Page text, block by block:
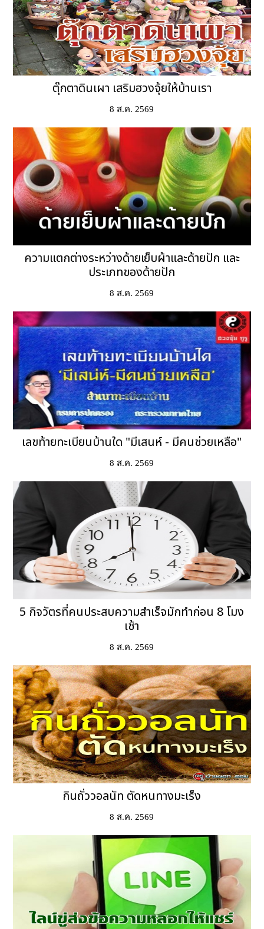
ตุ๊กตาดินเผา เสริมฮวงจุ้ยให้บ้านเรา
8 ส.ค. 2569
ความแตกต่างระหว่างด้ายเย็บผ้าและด้ายปัก และ
ประเภทของด้ายปัก
8 ส.ค. 2569
เลขท้ายทะเบียนบ้านใด "มีเสนห์ - มีคนช่วยเหลือ"
8 ส.ค. 2569
5 กิจวัตรที่คนประสบความสำเร็จมักทำก่อน 8 โมง
เช้า
8 ส.ค. 2569
กินถั่ววอลนัท ตัดหนทางมะเร็ง
8 ส.ค. 2569